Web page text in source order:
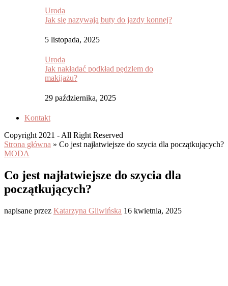
Uroda
Jak się nazywają buty do jazdy konnej?
5 listopada, 2025
Uroda
Jak nakładać podkład pędzlem do
makijażu?
29 października, 2025
Kontakt
Copyright 2021 - All Right Reserved
Strona główna » Co jest najłatwiejsze do szycia dla początkujących?
MODA
Co jest najłatwiejsze do szycia dla
początkujących?
napisane przez Katarzyna Gliwińska 16 kwietnia, 2025